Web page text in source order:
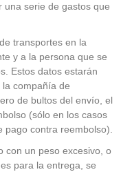
una serie de gastos que
transportes en la
y a la persona que se
Estos datos estarán
compañía de
de bultos del envío, el
(sólo en los casos
contra reembolso).
con un peso excesivo, o
para la entrega, se